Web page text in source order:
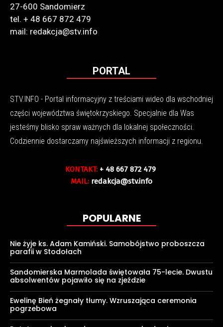
27-600 Sandomierz
tel. + 48 667 872 479
mail: redakcja@stv.info
PORTAL
STV.INFO - Portal informacyjny z treściami wideo dla wschodniej
części województwa świętokrzyskiego. Specjalnie dla Was
jesteśmy blisko spraw ważnych dla lokalnej społeczności.
Codziennie dostarczamy najświeższych informacji z regionu.
KONTAKT: + 48 667 872 479
MAIL: redakcja@stv.info
POPULARNE
Nie żyje ks. Adam Kamiński. Samobójstwo proboszcza
parafii w Stodołach
Sandomierska Marmolada świętowała 75-lecie. Dwustu
absolwentów pojawiło się na zjeździe
Ewelinę Bień żegnały tłumy. Wzruszająca ceremonia
pogrzebowa